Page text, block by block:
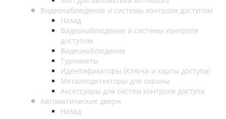
Видеонаблюдение и системы контроля доступом
Назад
Видеонаблюдение и системы контроля
доступом
Видеонаблюдение
Турникеты
Идентификаторы (Ключи и карты доступа)
Металлодетекторы для охраны
Аксессуары для систем контроля доступа
Автоматические двери
Назад